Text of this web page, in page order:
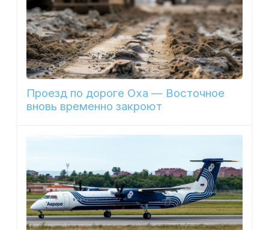
Проезд по дороге Оха — Восточное
вновь временно закроют